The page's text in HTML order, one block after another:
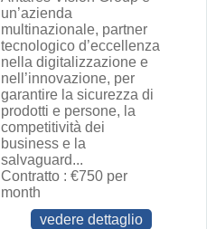
un’azienda
multinazionale, partner
tecnologico d’eccellenza
nella digitalizzazione e
nell’innovazione, per
garantire la sicurezza di
prodotti e persone, la
competitività dei
business e la
salvaguard...
Contratto : €750 per
month
vedere dettaglio